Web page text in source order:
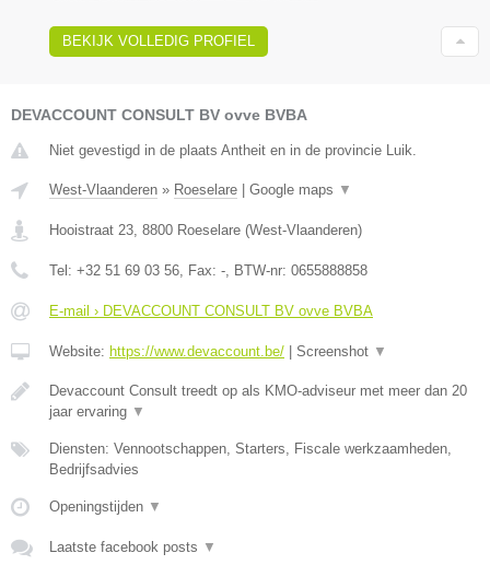
BEKIJK VOLLEDIG PROFIEL
DEVACCOUNT CONSULT BV ovve BVBA
Niet gevestigd in de plaats Antheit en in de provincie Luik.
West-Vlaanderen » Roeselare Google maps ▼
Hooistraat 23, 8800 Roeselare (West-Vlaanderen)
Tel: +32 51 69 03 56, Fax: -, BTW-nr: 0655888858
E-mail › DEVACCOUNT CONSULT BV ovve BVBA
Website: https://www.devaccount.be/ Screenshot ▼
Devaccount Consult treedt op als KMO-adviseur met meer dan 20
jaar ervaring ▼
Diensten: Vennootschappen, Starters, Fiscale werkzaamheden,
Bedrijfsadvies
Openingstijden ▼
Laatste facebook posts ▼